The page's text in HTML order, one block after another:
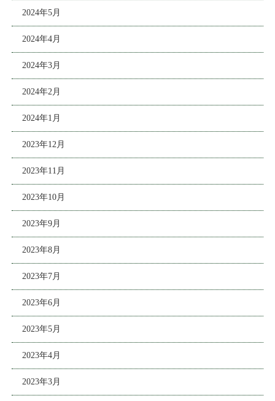
2024年5月
2024年4月
2024年3月
2024年2月
2024年1月
2023年12月
2023年11月
2023年10月
2023年9月
2023年8月
2023年7月
2023年6月
2023年5月
2023年4月
2023年3月